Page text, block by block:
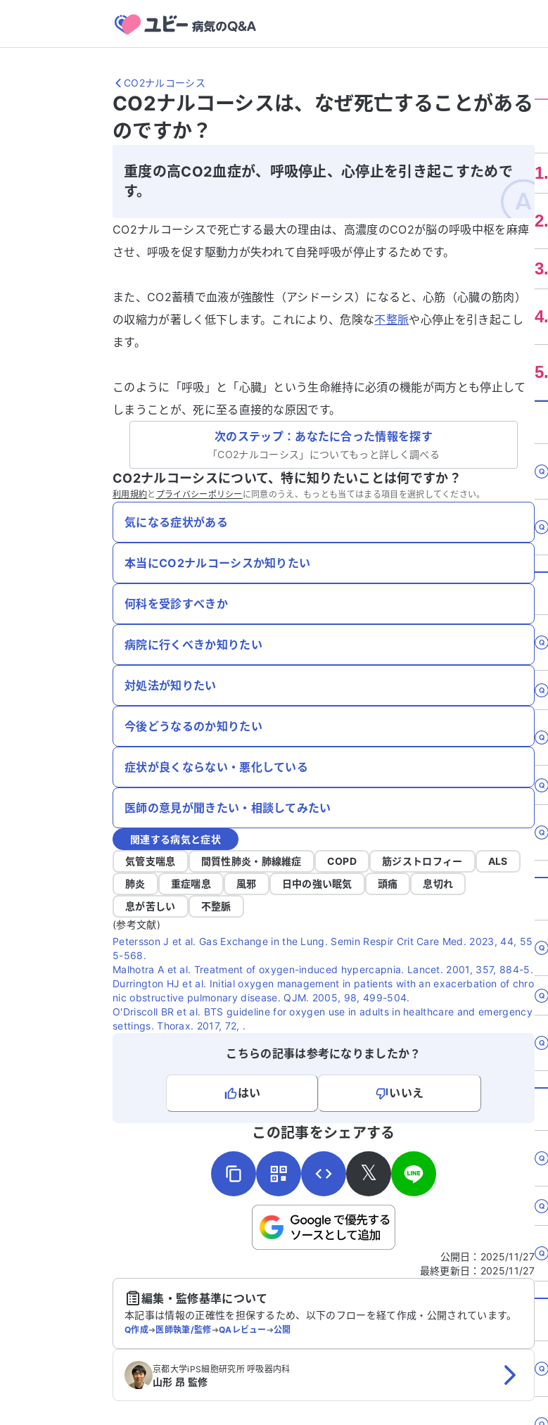
CO2ナルコーシス
CO2ナルコーシスは、なぜ死亡することがある
のですか？
重度の高CO2血症が、呼吸停止、心停止を引き起こすためで
す。
CO2ナルコーシスで死亡する最大の理由は、高濃度のCO2が脳の呼吸中枢を麻痺
させ、呼吸を促す駆動力が失われて自発呼吸が停止するためです。
また、CO2蓄積で血液が強酸性（アシドーシス）になると、心筋（心臓の筋肉）
の収縮力が著しく低下します。これにより、危険な不整脈や心停止を引き起こし
ます。
このように「呼吸」と「心臓」という生命維持に必須の機能が両方とも停止して
しまうことが、死に至る直接的な原因です。
次のステップ：あなたに合った情報を探す
「CO2ナルコーシス 」についてもっと詳しく調べる
CO2ナルコーシスについて、特に知りたいことは何ですか？
利用規約と プライバシーポリシー に同意のうえ、もっとも当てはまる項目を選択してください。
気になる症状がある
本当にCO2ナルコーシスか知りたい
何科を受診すべきか
病院に行くべきか知りたい
対処法が知りたい
今後どうなるのか知りたい
症状が良くならない・悪化している
医師の意見が聞きたい・相談してみたい
関連する病気と症状
気管支喘息
間質性肺炎・肺線維症 COPD 筋ジストロフィー
ALS
肺炎
重症喘息 風邪 日中の強い眠気 頭痛
息切れ
息が苦しい
不整脈
(参考文献)
Petersson J et al. Gas Exchange in the Lung. Semin Respir Crit Care Med. 2023, 44, 55
5-568.
Malhotra A et al. Treatment of oxygen-induced hypercapnia. Lancet. 2001, 357, 884-5.
Durrington HJ et al. Initial oxygen management in patients with an exacerbation of chro
nic obstructive pulmonary disease. QJM. 2005, 98, 499-504.
O'Driscoll BR et al. BTS guideline for oxygen use in adults in healthcare and emergency
settings. Thorax. 2017, 72, .
こちらの記事は参考になりましたか？
はい
いいえ
こちらは送信専用のフォームです。氏名やご自身の病気の詳細などの個人情報は入れないでくだ
この記事をシェアする
𝕏
公開日 ： 2025/11/27
最終更新日 ： 2025/11/27
編集・監修基準について
本記事は情報の正確性を担保するため、以下のフローを経て作成・公開されています。
Q作成➔医師執筆/監修➔QAレビュー➔公開
京都大学iPS細胞研究所 呼吸器内科
山形 昂 監修
1.
2.
3.
4.
5.